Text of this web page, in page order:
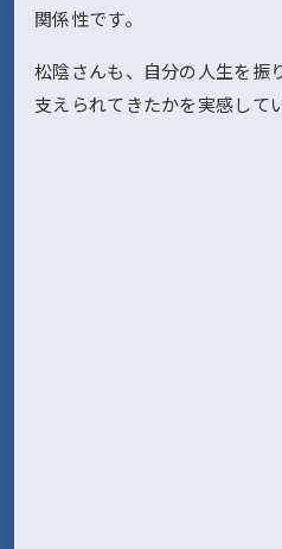
関係性です。
松陰さんも、自分の人生を振
支えられてきたかを実感して